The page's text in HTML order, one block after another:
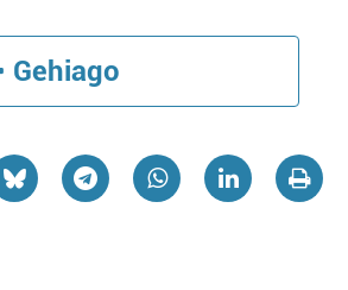
Gehiago